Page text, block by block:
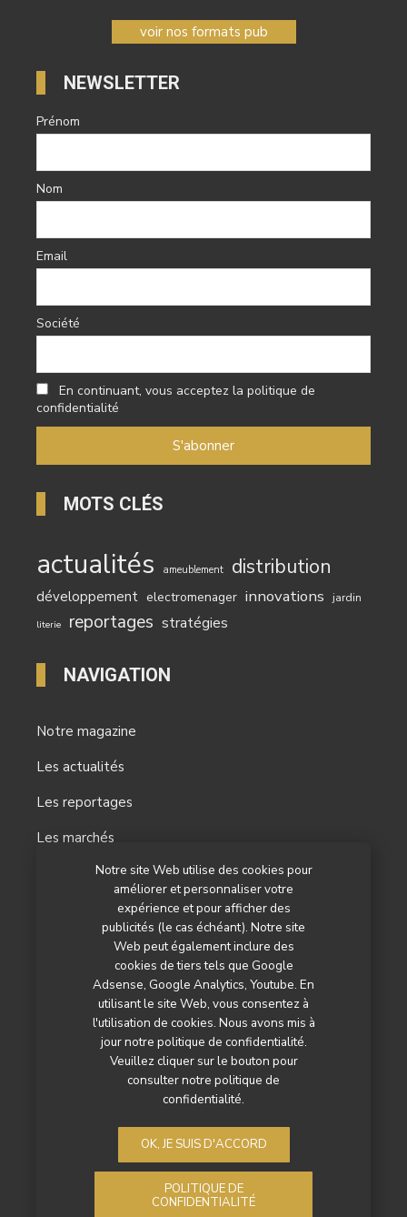
Notre site Web utilise des cookies pour
améliorer et personnaliser votre
expérience et pour afficher des
publicités (le cas échéant). Notre site
Web peut également inclure des
cookies de tiers tels que Google
Adsense, Google Analytics, Youtube. En
utilisant le site Web, vous consentez à
l'utilisation de cookies. Nous avons mis à
jour notre politique de confidentialité.
Veuillez cliquer sur le bouton pour
consulter notre politique de
confidentialité.
OK, JE SUIS D'ACCORD
POLITIQUE DE
CONFIDENTIALITÉ
voir nos formats pub
NEWSLETTER
Prénom
Nom
Email
Société
En continuant, vous acceptez la politique de
confidentialité
MOTS CLÉS
actualités ameublement distribution
développement electromenager innovations jardin
literie reportages stratégies
NAVIGATION
Notre magazine
Les actualités
Les reportages
Les marchés
Nos autres titres
Qui sommes-nous ?
Contactez-nous
Mentions légales
Politique de confidentialité